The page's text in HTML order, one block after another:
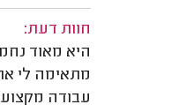
חוות דעת:
היא מאוד
מתאימה לי
עבודה